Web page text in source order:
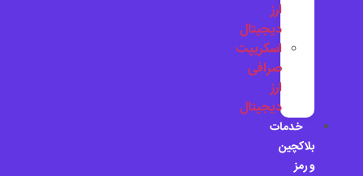
ارز
دیجیتال
اسکریپت
صرافی
ارز
دیجیتال
خدمات
بلاکچین
و رمز